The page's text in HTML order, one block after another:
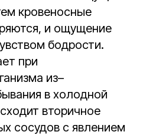
кровеносные
и ощущение
бодрости.
при
из–
в холодной
вторичное
сосудов с явлением